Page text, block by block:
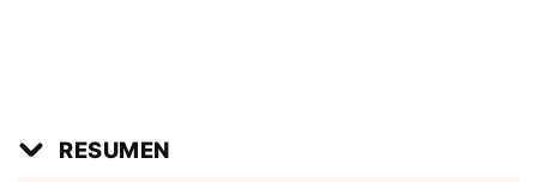
RESUMEN